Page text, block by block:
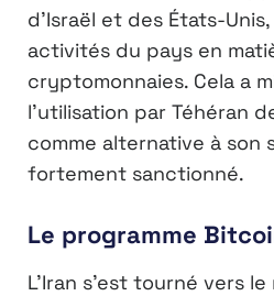
d’Israël et des États-
activités du pays en
cryptomonnaies. Cela a
l’utilisation par Téhéran
comme alternative à son
fortement sanctionné.
Le programme
L’Iran s’est tourné vers